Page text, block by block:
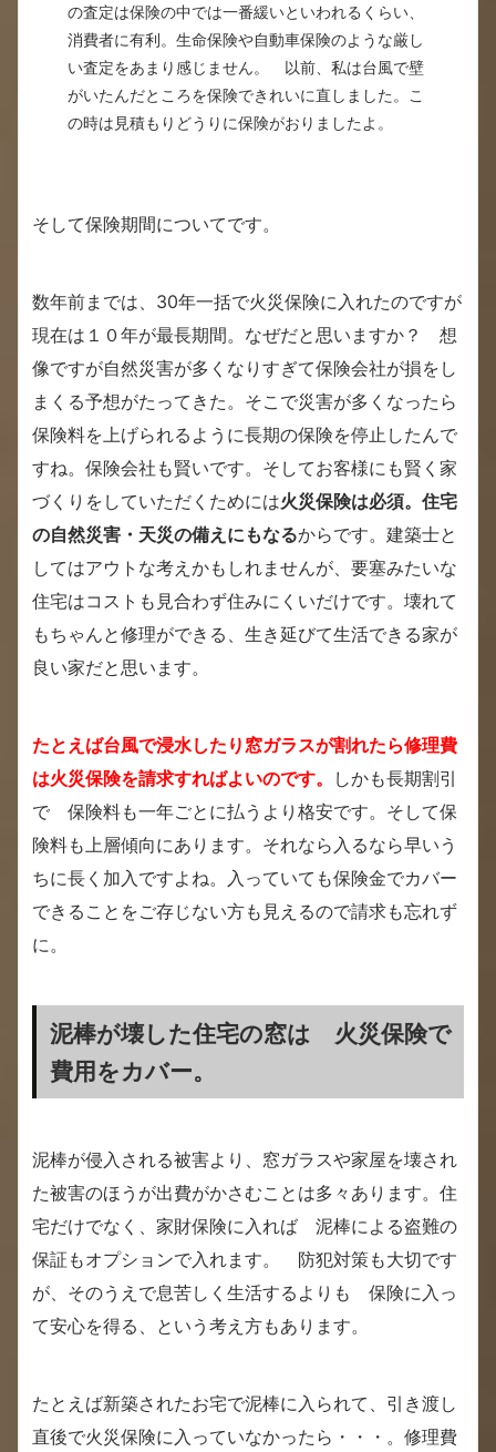
の査定は保険の中では一番緩いといわれるくらい、
消費者に有利。生命保険や自動車保険のような厳し
い査定をあまり感じません。 以前、私は台風で壁
がいたんだところを保険できれいに直しました。こ
の時は見積もりどうりに保険がおりましたよ。
そして保険期間についてです。
数年前までは、30年一括で火災保険に入れたのですが
現在は１０年が最長期間。なぜだと思いますか？ 想
像ですが自然災害が多くなりすぎて保険会社が損をし
まくる予想がたってきた。そこで災害が多くなったら
保険料を上げられるように長期の保険を停止したんで
すね。保険会社も賢いです。そしてお客様にも賢く家
づくりをしていただくためには火災保険は必須。住宅
の自然災害・天災の備えにもなるからです。建築士と
してはアウトな考えかもしれませんが、要塞みたいな
住宅はコストも見合わず住みにくいだけです。壊れて
もちゃんと修理ができる、生き延びて生活できる家が
良い家だと思います。
たとえば台風で浸水したり窓ガラスが割れたら修理費
は火災保険を請求すればよいのです。
しかも長期割引
で 保険料も一年ごとに払うより格安です。そして保
険料も上層傾向にあります。それなら入るなら早いう
ちに長く加入ですよね。入っていても保険金でカバー
できることをご存じない方も見えるので請求も忘れず
に。
泥棒が壊した住宅の窓は 火災保険で
費用をカバー。
泥棒が侵入される被害より、窓ガラスや家屋を壊され
た被害のほうが出費がかさむことは多々あります。住
宅だけでなく、家財保険に入れば 泥棒による盗難の
保証もオプションで入れます。 防犯対策も大切です
が、そのうえで息苦しく生活するよりも 保険に入っ
て安心を得る、という考え方もあります。
たとえば新築されたお宅で泥棒に入られて、引き渡し
直後で火災保険に入っていなかったら・・・。修理費